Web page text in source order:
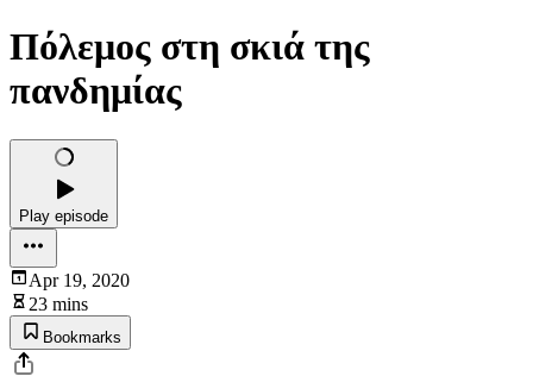
Πόλεμος στη σκιά της
πανδημίας
Play episode
Apr 19, 2020
23 mins
Bookmarks